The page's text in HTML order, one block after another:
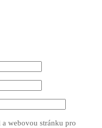
webovou stránku pro